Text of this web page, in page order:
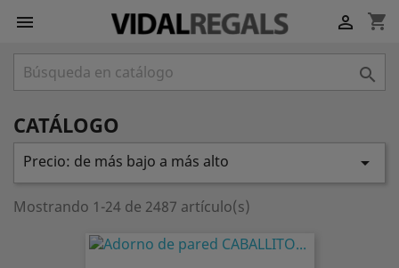
 shopping_cart


CATÁLOGO
Precio: de más bajo a más alto 
Mostrando 1-24 de 2487 artículo(s)